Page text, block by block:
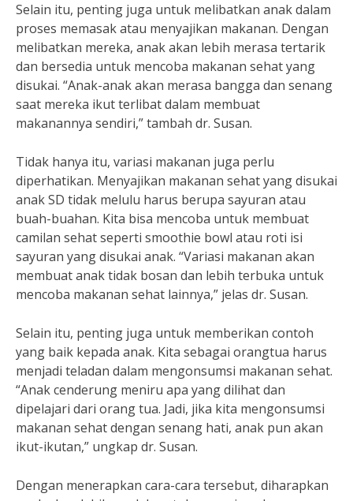
Selain itu, penting juga untuk melibatkan anak dalam
proses memasak atau menyajikan makanan. Dengan
melibatkan mereka, anak akan lebih merasa tertarik
dan bersedia untuk mencoba makanan sehat yang
disukai. “Anak-anak akan merasa bangga dan senang
saat mereka ikut terlibat dalam membuat
makanannya sendiri,” tambah dr. Susan.
Tidak hanya itu, variasi makanan juga perlu
diperhatikan. Menyajikan makanan sehat yang disukai
anak SD tidak melulu harus berupa sayuran atau
buah-buahan. Kita bisa mencoba untuk membuat
camilan sehat seperti smoothie bowl atau roti isi
sayuran yang disukai anak. “Variasi makanan akan
membuat anak tidak bosan dan lebih terbuka untuk
mencoba makanan sehat lainnya,” jelas dr. Susan.
Selain itu, penting juga untuk memberikan contoh
yang baik kepada anak. Kita sebagai orangtua harus
menjadi teladan dalam mengonsumsi makanan sehat.
“Anak cenderung meniru apa yang dilihat dan
dipelajari dari orang tua. Jadi, jika kita mengonsumsi
makanan sehat dengan senang hati, anak pun akan
ikut-ikutan,” ungkap dr. Susan.
Dengan menerapkan cara-cara tersebut, diharapkan